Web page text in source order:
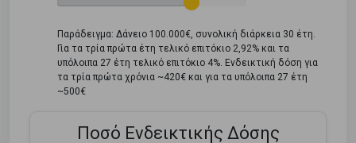
Παράδειγμα: Δάνειο 100.000€, συνολική διάρκεια 30 έτη.
Για τα τρία πρώτα έτη τελικό επιτόκιο 2,92% και τα
υπόλοιπα 27 έτη τελικό επιτόκιο 4%. Ενδεικτική δόση για
τα τρία πρώτα χρόνια ~420€ και για τα υπόλοιπα 27 έτη
~500€
Ποσό Ενδεικτικής Δόσης